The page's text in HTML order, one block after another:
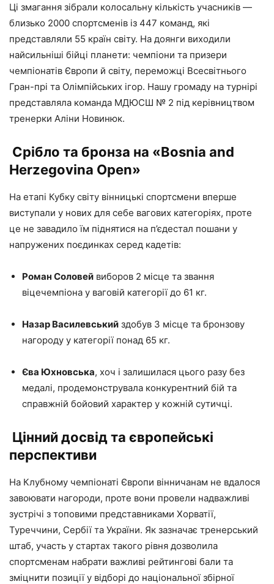
Ці змагання зібрали колосальну кількість учасників —
близько 2000 спортсменів із 447 команд, які
представляли 55 країн світу. На доянги виходили
найсильніші бійці планети: чемпіони та призери
чемпіонатів Європи й світу, переможці Всесвітнього
Гран-прі та Олімпійських ігор. Нашу громаду на турнірі
представляла команда МДЮСШ № 2 під керівництвом
тренерки Аліни Новинюк.
Срібло та бронза на «Bosnia and
Herzegovina Open»
На етапі Кубку світу вінницькі спортсмени вперше
виступали у нових для себе вагових категоріях, проте
це не завадило їм піднятися на п’єдестал пошани у
напружених поєдинках серед кадетів:
Роман Соловей виборов 2 місце та звання
віцечемпіона у ваговій категорії до 61 кг.
Назар Василевський здобув 3 місце та бронзову
нагороду у категорії понад 65 кг.
Єва Юхновська, хоч і залишилася цього разу без
медалі, продемонструвала конкурентний бій та
справжній бойовий характер у кожній сутичці.
Цінний досвід та європейські
перспективи
На Клубному чемпіонаті Європи вінничанам не вдалося
завоювати нагороди, проте вони провели надважливі
зустрічі з топовими представниками Хорватії,
Туреччини, Сербії та України. Як зазначає тренерський
штаб, участь у стартах такого рівня дозволила
спортсменам набрати важливі рейтингові бали та
зміцнити позиції у відборі до національної збірної